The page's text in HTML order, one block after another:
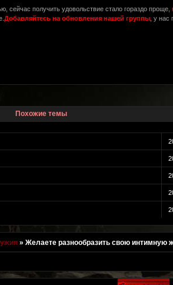
сейчас получить удовольствие стало гораздо проще,
Добавляйтесь на обновления нашей группы , у
Похожие темы
»Желаете разнообразить свою интимную